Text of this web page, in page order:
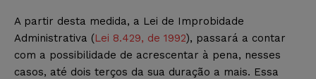
A partir desta medida, a Lei de Improbidade
Administrativa (Lei 8.429, de 1992), passará a contar
com a possibilidade de acrescentar à pena, nesses
casos, até dois terços da sua duração a mais. Essa